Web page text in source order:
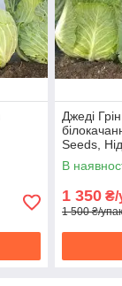
Джеді
Seeds,
В
1 350 ₴/
1 500 ₴/